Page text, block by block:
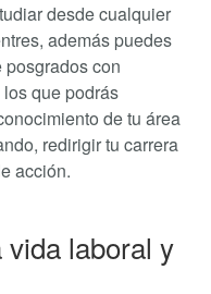
desde cualquier
además puedes
con
que podrás
de tu área
redirigir tu carrera
acción.
laboral y